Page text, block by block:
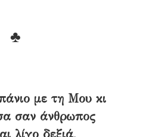
♣
με τη Μου κι
σαν άνθρωπος